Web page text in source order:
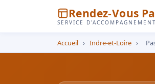
Rendez-Vous
SERVICE
Accueil › Indre-et-Loire ›